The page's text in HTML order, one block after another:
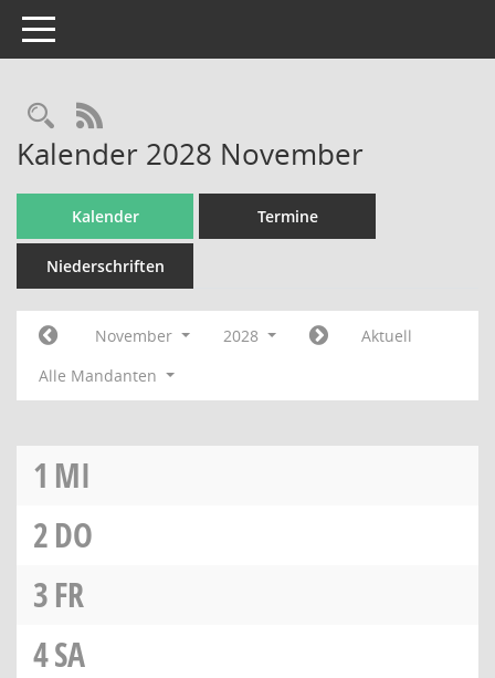
Toggle navigation
Rechercheauswahl
RSS-Feed
Kalender 2028 November
Kalender Termine
Niederschriften
November 2028
Aktuell
Alle Mandanten
1 MI
2DO
3FR
4SA